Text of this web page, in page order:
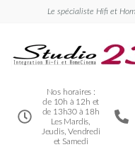
Le spécialiste Hifi et
Nos horaires :
de 10h à 12h et
de 13h30 à 18h
Les Mardis,
Jeudis, Vendredi
et Samedi